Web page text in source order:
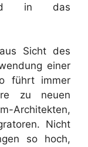
in das
Sicht des
einer
führt immer
zu neuen
Architekten,
Nicht
so hoch,